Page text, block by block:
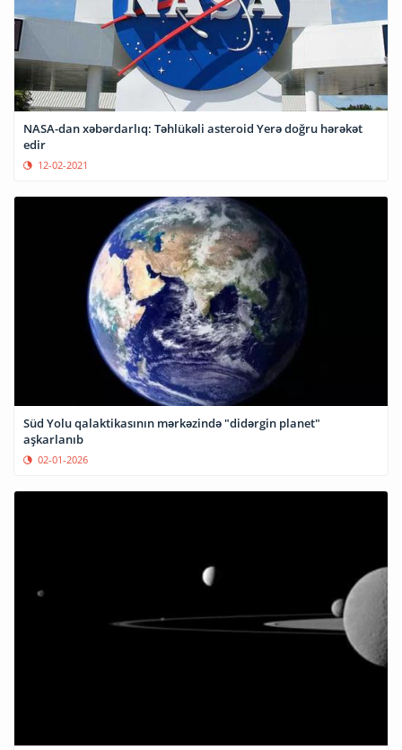
NASA-dan xəbərdarlıq: Təhlükəli asteroid Yerə doğru hərəkət
edir
12-02-2021
Süd Yolu qalaktikasının mərkəzində "didərgin planet"
aşkarlanıb
02-01-2026